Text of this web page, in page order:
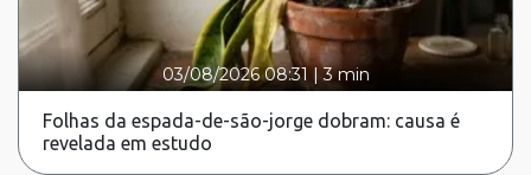
03/08/2026 08:31 |3 min
Folhas da espada-de-são-jorge dobram: causa é
revelada em estudo